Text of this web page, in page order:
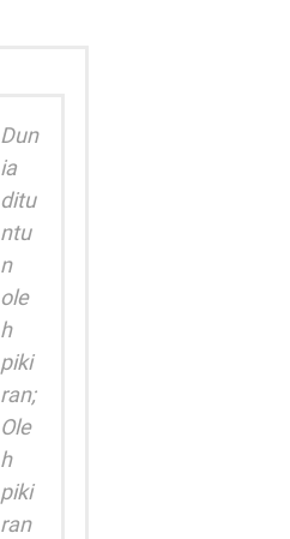
Dun
ia
ditu
ntu
n
ole
h
piki
ran;
Ole
h
piki
ran